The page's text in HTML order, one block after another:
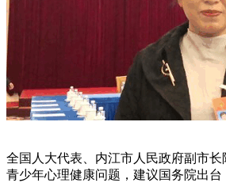
全国人大代表、内江市人民政府副市
青少年心理健康问题，建议国务院出